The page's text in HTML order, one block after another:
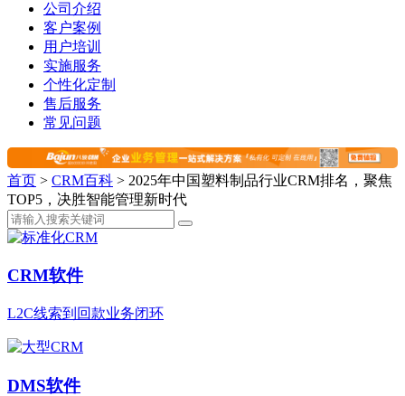
公司介绍
客户案例
用户培训
实施服务
个性化定制
售后服务
常见问题
首页 > CRM百科 > 2025年中国塑料制品行业CRM排名，聚焦
TOP5，决胜智能管理新时代
CRM软件
L2C线索到回款业务闭环
DMS软件